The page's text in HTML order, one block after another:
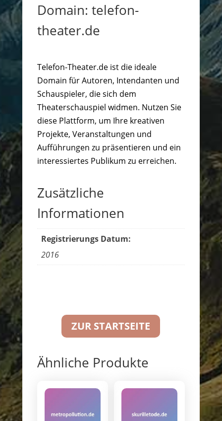
Domain: telefon-
theater.de
Telefon-Theater.de ist die ideale
Domain für Autoren, Intendanten und
Schauspieler, die sich dem
Theaterschauspiel widmen. Nutzen Sie
diese Plattform, um Ihre kreativen
Projekte, Veranstaltungen und
Aufführungen zu präsentieren und ein
interessiertes Publikum zu erreichen.
Zusätzliche
Informationen
Registrierungs Datum:
2016
ZUR STARTSEITE
Ähnliche Produkte